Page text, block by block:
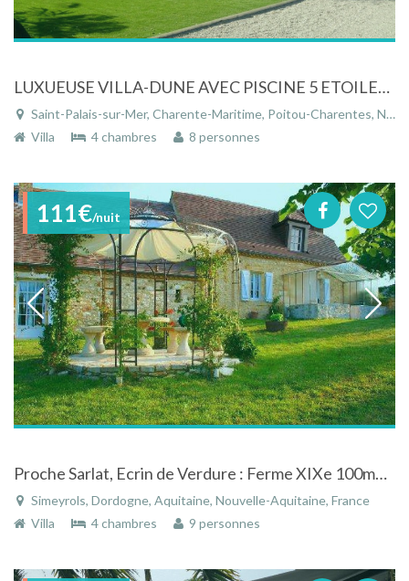
LUXUEUSE VILLA-DUNE AVEC PISCINE 5 ETOILES PLAGE A 200M ST PALAIS SUR MER
Saint-Palais-sur-Mer, Charente-Maritime, Poitou-Charentes, Nouvelle-Aquitaine, France
Villa
4 chambres 8 personnes
111€/nuit
Proche Sarlat, Ecrin de Verdure : Ferme XIXe 100m2 pour 6Pers. au Coeur du Périgord Noir, au Calme +Accès Piscine 30°C
Simeyrols, Dordogne, Aquitaine, Nouvelle-Aquitaine, France
Villa
4 chambres 9 personnes